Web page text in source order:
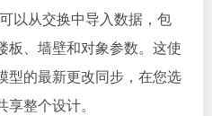
以从交换中导入数据，包
板、墙壁和对象参数。这使
型的最新更改同步，在您选
整个设计。